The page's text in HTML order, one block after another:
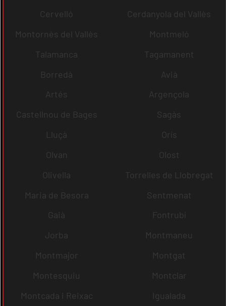
Cervelló
Cerdanyola del Vallès
Montornès del Vallès
Montmeló
Talamanca
Tagamanent
Borredà
Avià
Artés
Argençola
Castellnou de Bages
Sagàs
Lluçà
Orís
Olvan
Olost
Olivella
Torrelles de Llobregat
Maria de Besora
Sentmenat
Gaià
Fontrubí
Jorba
Montmaneu
Montmajor
Montgat
Montesquiu
Montclar
Montcada i Reixac
Igualada